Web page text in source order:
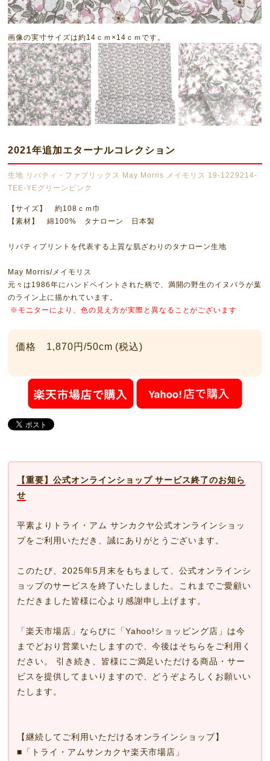
画像の実寸サイズは約14ｃｍ×14ｃｍです。
2021年追加エターナルコレクション
生地 リバティ・ファブリックス May Morris メイモリス 19-1229214-
TEE-YEグリーンピンク
【サイズ】 約108ｃｍ巾
【素材】 綿100% タナローン 日本製
リバティプリントを代表する上質な肌ざわりのタナローン生地
May Morris/メイモリス
元々は1986年にハンドペイントされた柄で、満開の野生のイヌバラが葉
のライン上に描かれています。
※モニターにより、色の見え方が実際と異なることがございます
価格 1,870円/50cm (税込)
【重要】公式オンラインショップ サービス終了のお知ら
せ
平素よりトライ・アム サンカクヤ公式オンラインショッ
プをご利用いただき、誠にありがとうございます。
このたび、2025年5月末をもちまして、公式オンラインシ
ョップのサービスを終了いたしました。これまでご愛顧い
ただきました皆様に心より感謝申し上げます。
「楽天市場店」ならびに「Yahoo!ショッピング店」は今
までどおり営業いたしますので、今後はそちらをご利用く
ださい。 引き続き、皆様にご満足いただける商品・サー
ビスを提供してまいりますので、どうぞよろしくお願いい
たします。
【継続してご利用いただけるオンラインショップ】
■ 「トライ・アムサンカクヤ楽天市場店」